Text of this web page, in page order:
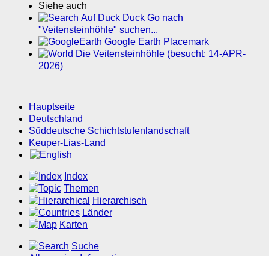
Siehe auch
Auf Duck Duck Go nach
"Veitensteinhöhle" suchen...
Google Earth Placemark
Die Veitensteinhöhle (besucht: 14-APR-
2026)
Hauptseite
Deutschland
Süddeutsche Schichtstufenlandschaft
Keuper-Lias-Land
Index
Themen
Hierarchisch
Länder
Karten
Suche